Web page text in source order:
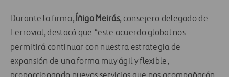
Durante la firma,Íñigo Meirás, consejero delegado de
Ferrovial, destacó que “este acuerdo global nos
permitirá continuar con nuestra estrategia de
expansión de una forma muy ágil y flexible,